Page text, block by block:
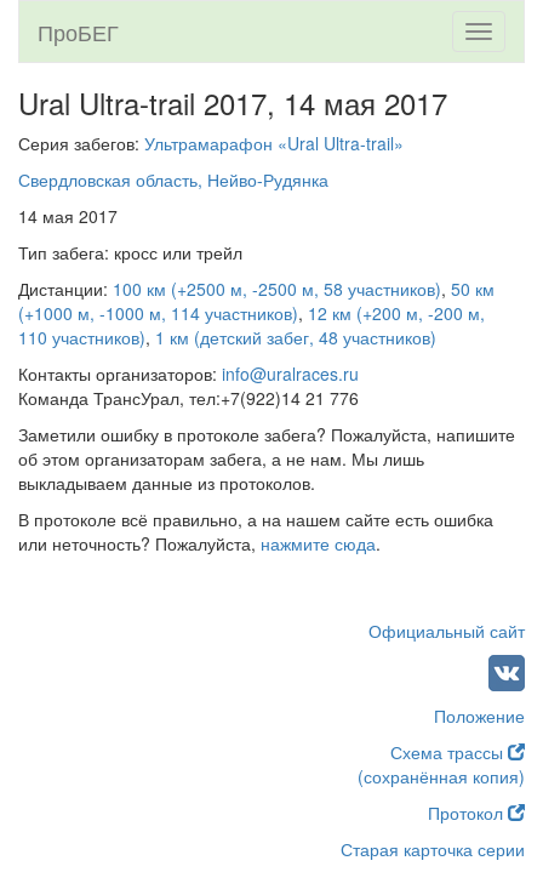
Toggle
ПроБЕГ
Ural Ultra-trail 2017, 14 мая 2017
Серия забегов: Ультрамарафон «Ural Ultra-trail»
Свердловская область, Нейво-Рудянка
14 мая 2017
Тип забега: кросс или трейл
Дистанции: 100 км (+2500 м, -2500 м, 58 участников), 50 км
(+1000 м, -1000 м, 114 участников), 12 км (+200 м, -200 м,
110 участников), 1 км (детский забег, 48 участников)
Контакты организаторов: info@uralraces.ru
Команда ТрансУрал, тел:+7(922)14 21 776
Заметили ошибку в протоколе забега? Пожалуйста, напишите
об этом организаторам забега, а не нам. Мы лишь
выкладываем данные из протоколов.
В протоколе всё правильно, а на нашем сайте есть ошибка
или неточность? Пожалуйста, нажмите сюда.
Официальный сайт
Положение
Схема трассы
(сохранённая копия)
Протокол
Старая карточка серии